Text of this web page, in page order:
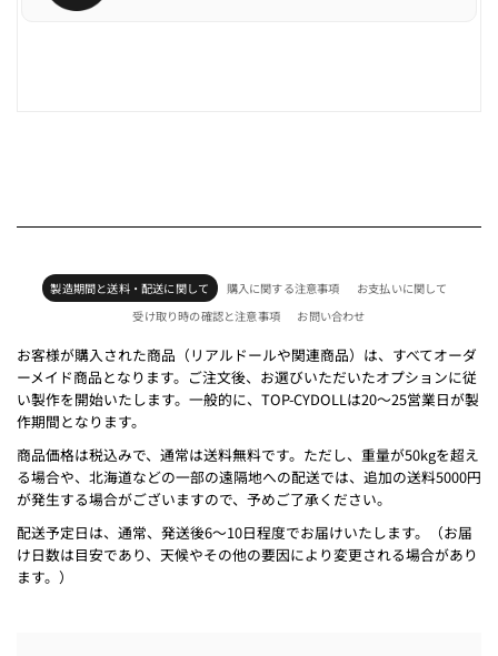
製造期間と送料・配送に関して 購入に関する注意事項
お支払いに関して
受け取り時の確認と注意事項
お問い合わせ
お客様が購入された商品（リアルドールや関連商品）は、すべてオーダ
ーメイド商品となります。ご注文後、お選びいただいたオプションに従
い製作を開始いたします。一般的に、TOP-CYDOLLは20～25営業日が製
作期間となります。
商品価格は税込みで、通常は送料無料です。ただし、重量が50kgを超え
る場合や、北海道などの一部の遠隔地への配送では、追加の送料5000円
が発生する場合がございますので、予めご了承ください。
配送予定日は、通常、発送後6～10日程度でお届けいたします。（お届
け日数は目安であり、天候やその他の要因により変更される場合があり
ます。）